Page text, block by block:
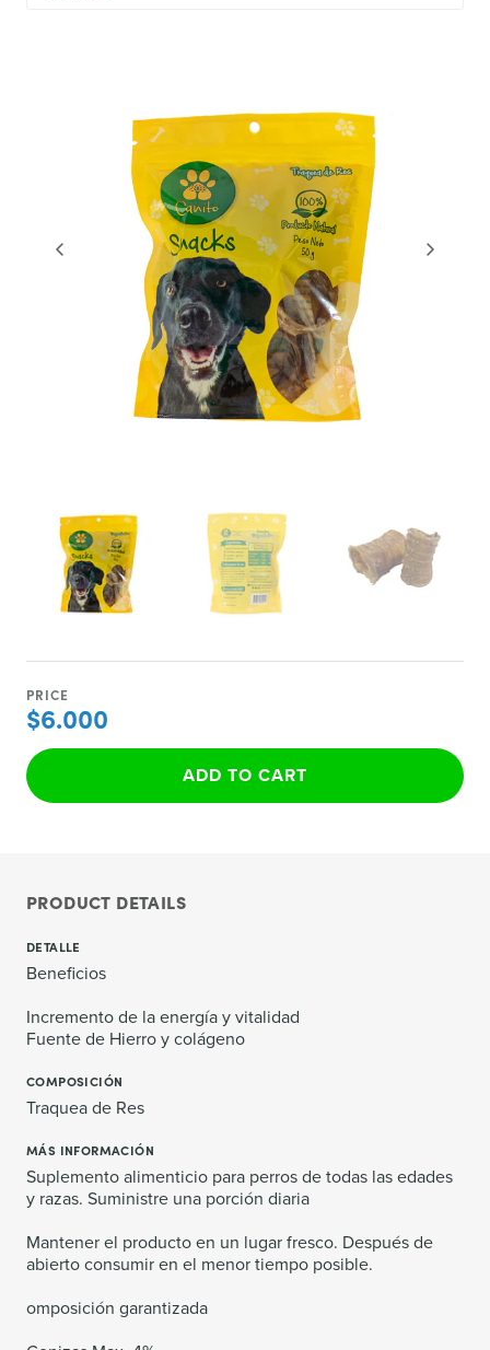
PRICE
$6.000
ADD TO CART
PRODUCT DETAILS
DETALLE
Beneficios
Incremento de la energía y vitalidad
Fuente de Hierro y colágeno
COMPOSICIÓN
Traquea de Res
MÁS INFORMACIÓN
Suplemento alimenticio para perros de todas las edades
y razas. Suministre una porción diaria
Mantener el producto en un lugar fresco. Después de
abierto consumir en el menor tiempo posible.
omposición garantizada